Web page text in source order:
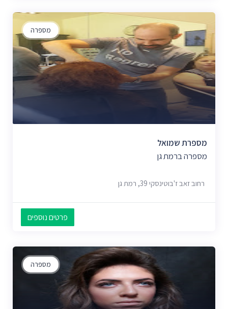
מספרה
מספרת שמואל
מספרה ברמת גן
רחוב זאב ז'בוטינסקי 39, רמת גן
פרטים נוספים
מספרה